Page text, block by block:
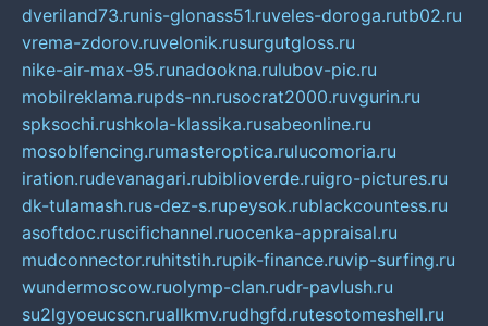
dveriland73.runis-glonass51.ruveles-doroga.rutb02.ru
vrema-zdorov.ruvelonik.rusurgutgloss.ru
nike-air-max-95.runadookna.rulubov-pic.ru
mobilreklama.rupds-nn.rusocrat2000.ruvgurin.ru
spksochi.rushkola-klassika.rusabeonline.ru
mosoblfencing.rumasteroptica.rulucomoria.ru
iration.rudevanagari.rubiblioverde.ruigro-pictures.ru
dk-tulamash.rus-dez-s.rupeysok.rublackcountess.ru
asoftdoc.ruscifichannel.ruocenka-appraisal.ru
mudconnector.ruhitstih.rupik-finance.ruvip-surfing.ru
wundermoscow.ruolymp-clan.rudr-pavlush.ru
su2lgyoeucscn.ruallkmv.rudhgfd.rutesotomeshell.ru